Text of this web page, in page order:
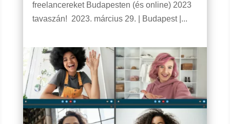
freelancereket Budapesten (és online) 2023
tavaszán! 2023. március 29. | Budapest |...